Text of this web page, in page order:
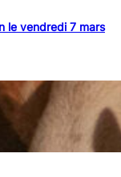
le vendredi 7 mars